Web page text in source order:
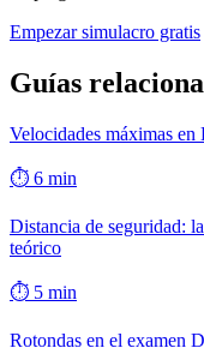
Empezar simulacro gratis
Guías
Velocidades máximas en
⏱ 6 min
Distancia de seguridad:
teórico
⏱ 5 min
Rotondas en el examen